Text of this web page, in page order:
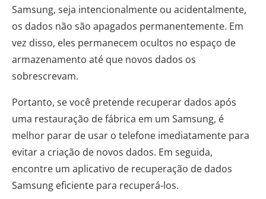
Samsung, seja intencionalmente ou acidentalmente,
os dados não são apagados permanentemente. Em
vez disso, eles permanecem ocultos no espaço de
armazenamento até que novos dados os
sobrescrevam.
Portanto, se você pretende recuperar dados após
uma restauração de fábrica em um Samsung, é
melhor parar de usar o telefone imediatamente para
evitar a criação de novos dados. Em seguida,
encontre um aplicativo de recuperação de dados
Samsung eficiente para recuperá-los.